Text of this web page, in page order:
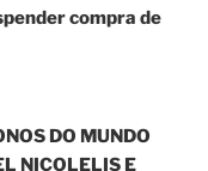
compra de
DO MUNDO
NICOLELIS E